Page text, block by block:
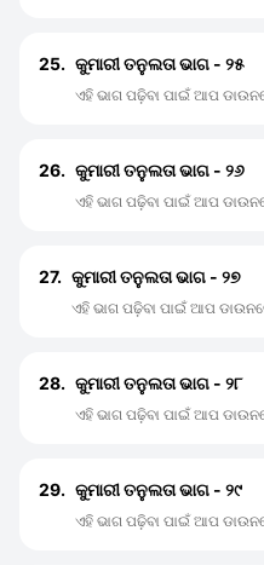
25. କୁମାରୀ ତନୁଲତା ଭାଗ - ୨୫
ଏହି ଭାଗ ପଢ଼ିବା ପାଇଁ ଆପ
26. କୁମାରୀ ତନୁଲତା ଭାଗ - ୨୬
ଏହି ଭାଗ ପଢ଼ିବା ପାଇଁ ଆପ
27. କୁମାରୀ ତନୁଲତା ଭାଗ - ୨୭
ଏହି ଭାଗ ପଢ଼ିବା ପାଇଁ ଆପ
28. କୁମାରୀ ତନୁଲତା ଭାଗ - ୨୮
ଏହି ଭାଗ ପଢ଼ିବା ପାଇଁ ଆପ
29. କୁମାରୀ ତନୁଲତା ଭାଗ - ୨୯
ଏହି ଭାଗ ପଢ଼ିବା ପାଇଁ ଆପ